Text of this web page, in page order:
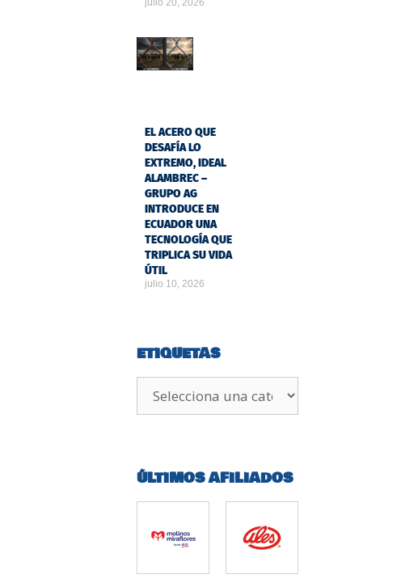
julio 20, 2026
EL ACERO QUE
DESAFÍA LO
EXTREMO, IDEAL
ALAMBREC –
GRUPO AG
INTRODUCE EN
ECUADOR UNA
TECNOLOGÍA QUE
TRIPLICA SU VIDA
ÚTIL
julio 10, 2026
ETIQUETAS
ÚLTIMOS AFILIADOS